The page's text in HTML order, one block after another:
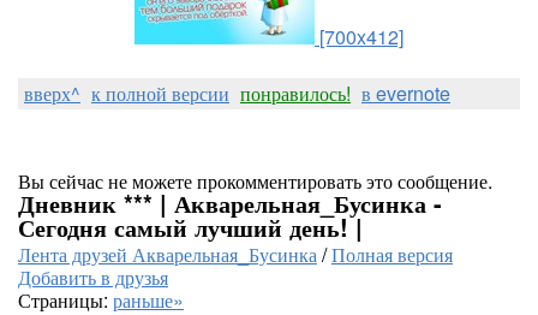
[700x412]
вверх^ к полной версии понравилось! в evernote
Вы сейчас не можете прокомментировать это сообщение.
Дневник *** | Акварельная_Бусинка -
Сегодня самый лучший день! |
Лента друзей Акварельная_Бусинка/Полная версия
Добавить в друзья
Страницы: раньше»